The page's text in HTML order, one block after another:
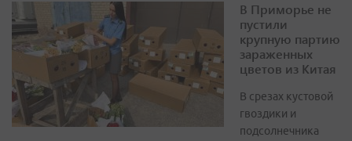
В Приморье не
пустили
крупную партию
зараженных
цветов из Китая
В срезах кустовой
гвоздики и
подсолнечника